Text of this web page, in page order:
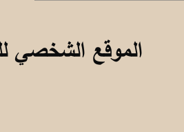
الموقع الشخصي